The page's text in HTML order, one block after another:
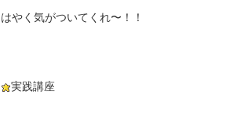
はやく気がついてくれ〜！！
実践講座